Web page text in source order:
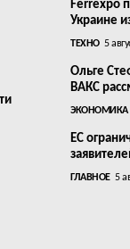
Ferrexpo
Украине
ТЕХНО 5
Ольге
ВАКС
ЭКОНОМИКА
ЕС
ГЛАВНОЕ 5